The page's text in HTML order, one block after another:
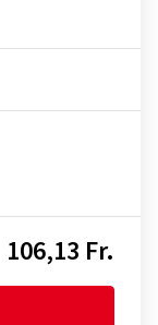
106,13 Fr.